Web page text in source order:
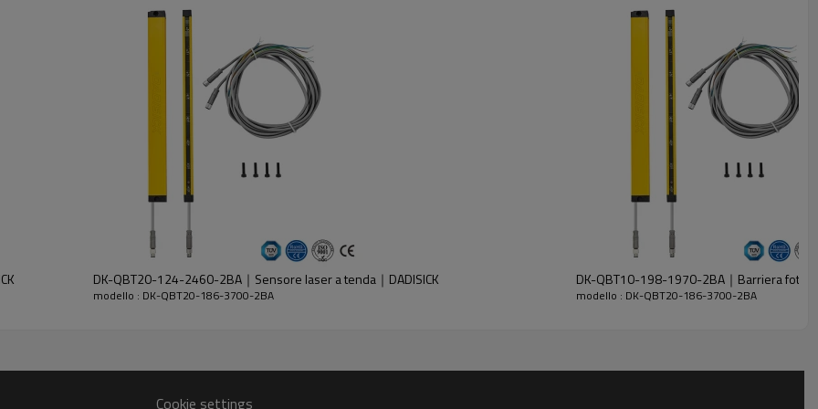
dell'emettitore e del ricevitore.
DK-QBT20-124-2460-2BA｜Sensore laser a tenda｜DADISICK
modello : DK-QBT20-186-3700-2BA
DK-QBT10-198-1970-2BA｜Barriera
modello : DK-QBT20-186-3700-2BA
Cookie settings